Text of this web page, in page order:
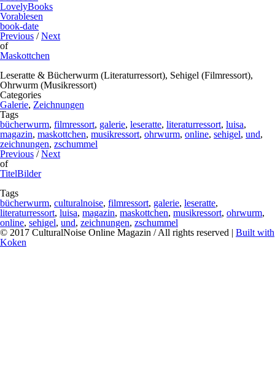
LovelyBooks
Vorablesen
book-date
Previous /Next
of
Maskottchen
Leseratte & Bücherwurm (Literaturressort), Sehigel (Filmressort),
Ohrwurm (Musikressort)
Categories
Galerie, Zeichnungen
Tags
bücherwurm, filmressort, galerie, leseratte, literaturressort, luisa,
magazin, maskottchen, musikressort, ohrwurm, online, sehigel, und,
zeichnungen, zschummel
Previous /Next
of
TitelBilder
Tags
bücherwurm, culturalnoise, filmressort, galerie, leseratte,
literaturressort, luisa, magazin, maskottchen, musikressort, ohrwurm,
online, sehigel, und, zeichnungen, zschummel
© 2017 CulturalNoise Online Magazin / All rights reserved | Built with
Koken